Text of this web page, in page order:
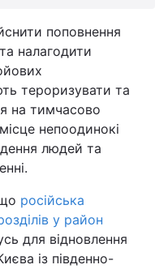
поповнення
налагодити
тероризувати та
на тимчасово
непоодинокі
людей та
російська
у район
для відновлення
із південно-